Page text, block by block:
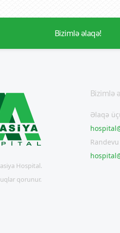
Bizimlə əlaqə!
Hospital.
qorunur.
Bizimlə
Əlaqə